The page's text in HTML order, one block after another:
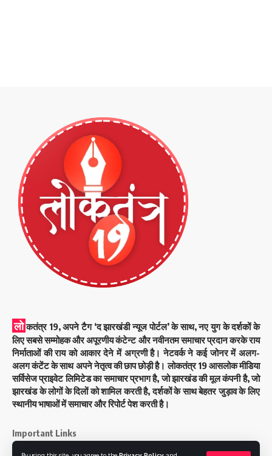
लो कतंत्र 19, अपने टैग ‘द झारखंडी न्यूज पोर्टल’ के साथ, नए युग के दर्शकों के
लिए सबसे सम्मोहक और अपूरणीय कंटेन्ट और नवीनतम समाचार प्रदान करके राय
निर्माताओं की राय को आकार देने में अग्रणी है। नेटवर्क ने कई जोनर में अलग-
अलग कंटेंट के साथ अपने नेतृत्व की छाप छोड़ी है। लोकतंत्र 19 आसलोक मीडिया
सर्विसेज प्राइवेट लिमिटेड का समाचार प्रभाग है, जो झारखंड की मूल कंपनी है, जो
झारखंड के लोगों के दिलों को शामिल करती है, दर्शकों के साथ बेहतर जुड़ाव के लिए
स्थानीय भाषाओं में समाचार और रिपोर्ट पेश करती है।
Important Links